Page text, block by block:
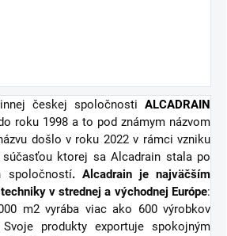
českej spoločnosti ALCADRAIN
roku 1998 a to pod známym názvom
došlo v roku 2022 v rámci vzniku
súčasťou ktorej sa Alcadrain stala po
spoločností. Alcadrain je najväčším
v strednej a východnej Európe:
m2 vyrába viac ako 600 výrobkov
produkty exportuje spokojným